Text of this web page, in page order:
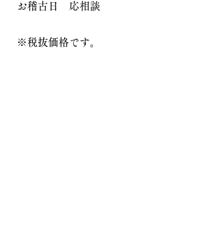
お稽古日 応相談
※税抜価格です。